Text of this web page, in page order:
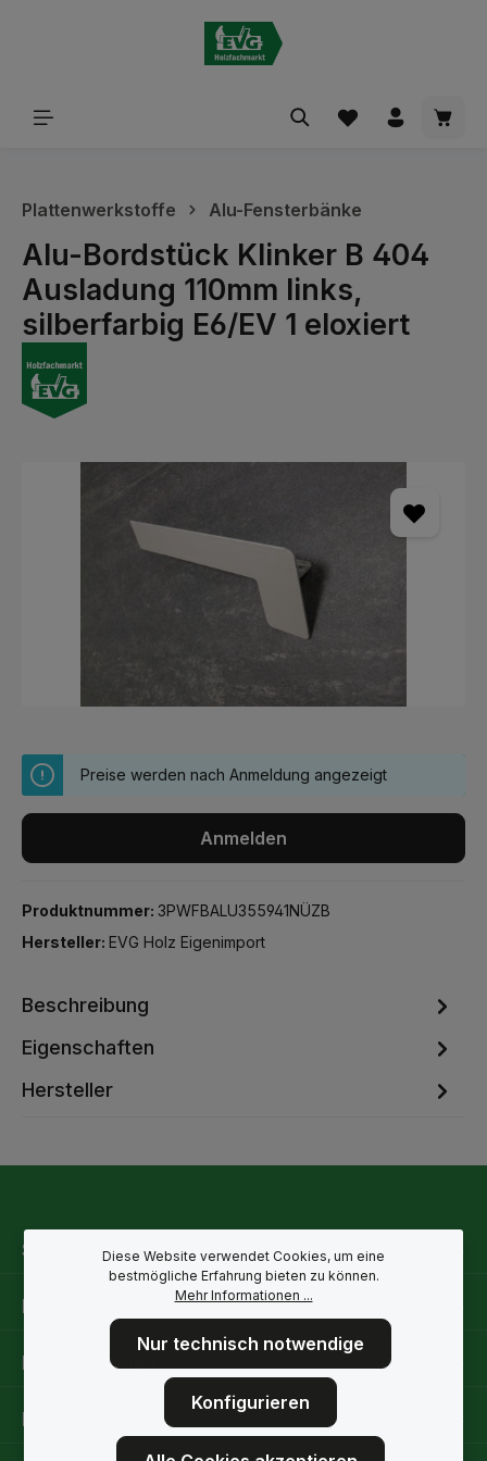
Plattenwerkstoffe Alu-Fensterbänke
Alu-Bordstück Klinker B 404
Ausladung 110mm links,
silberfarbig E6/EV 1 eloxiert
Preise werden nach Anmeldung angezeigt
Anmelden
Produktnummer: 3PWFBALU355941NÜZB
Hersteller: EVG Holz Eigenimport
Beschreibung
Eigenschaften
Hersteller
Service-Hotline
Rechtliche Hinweise
Informationen
Folge uns
Diese Website verwendet Cookies, um eine
bestmögliche Erfahrung bieten zu können.
Mehr Informationen ...
Nur technisch notwendige
Konfigurieren